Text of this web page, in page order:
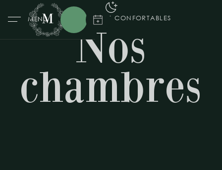
MENU CHARMANTES ET CONFORTABLES
Nos
chambres